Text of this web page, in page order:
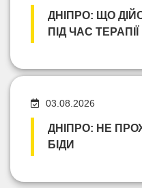
ДНІПРО: ЩО
ПІД ЧАС
03.08.2026
ДНІПРО: НЕ
БІДИ